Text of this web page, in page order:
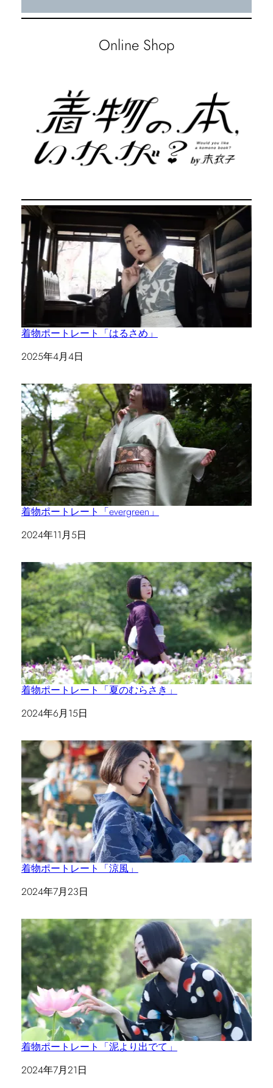
Online Shop
着物ポートレート「はるさめ」
日付
2025年4月4日
着物ポートレート「evergreen」
日付
2024年11月5日
着物ポートレート「夏のむらさき」
日付
2024年6月15日
着物ポートレート「涼風」
日付
2024年7月23日
着物ポートレート「泥より出でて」
日付
2024年7月21日